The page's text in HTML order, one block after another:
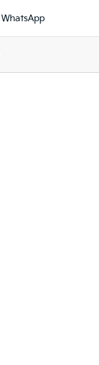
WhatsApp